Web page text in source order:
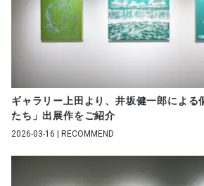
ギャラリー上田より、井坂健一郎による
たち」出展作をご紹介
2026-03-16 | RECOMMEND